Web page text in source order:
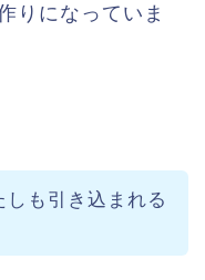
りになっていま
も引き込まれる